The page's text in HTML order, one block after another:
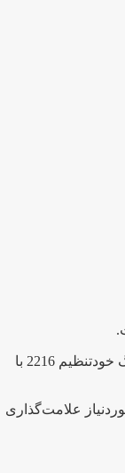
اولین کسی باشید که دیدگاهی می نویسد “بلبرینگ خودتنظیم 2216 با
علامت‌گذاری